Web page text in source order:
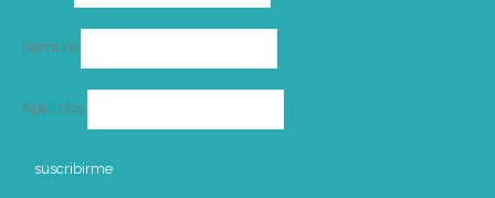
Nombre
Apellidos